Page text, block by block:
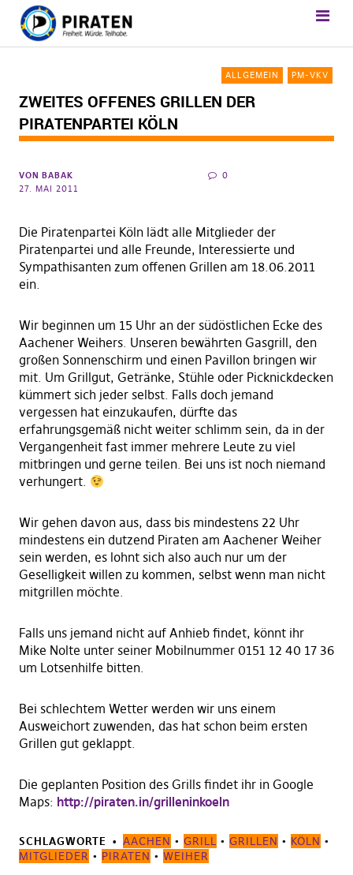
ALLGEMEIN PM-VKV
ZWEITES OFFENES GRILLEN DER
PIRATENPARTEI KÖLN
VON BABAK
27. MAI 2011
0
Die Piratenpartei Köln lädt alle Mitglieder der
Piratenpartei und alle Freunde, Interessierte und
Sympathisanten zum offenen Grillen am 18.06.2011
ein.
Wir beginnen um 15 Uhr an der südöstlichen Ecke des
Aachener Weihers. Unseren bewährten Gasgrill, den
großen Sonnenschirm und einen Pavillon bringen wir
mit. Um Grillgut, Getränke, Stühle oder Picknickdecken
kümmert sich jeder selbst. Falls doch jemand
vergessen hat einzukaufen, dürfte das
erfahrungsgemäß nicht weiter schlimm sein, da in der
Vergangenheit fast immer mehrere Leute zu viel
mitbringen und gerne teilen. Bei uns ist noch niemand
verhungert.
Wir gehen davon aus, dass bis mindestens 22 Uhr
mindestens ein dutzend Piraten am Aachener Weiher
sein werden, es lohnt sich also auch nur um der
Geselligkeit willen zu kommen, selbst wenn man nicht
mitgrillen möchte.
Falls uns jemand nicht auf Anhieb findet, könnt ihr
Mike Nolte unter seiner Mobilnummer 0151 12 40 17 36
um Lotsenhilfe bitten.
Bei schlechtem Wetter werden wir uns einem
Ausweichort zuwenden, das hat schon beim ersten
Grillen gut geklappt.
Die geplanten Position des Grills findet ihr in Google
Maps: http://piraten.in/grilleninkoeln
SCHLAGWORTE AACHEN • GRILL • GRILLEN • KÖLN •
MITGLIEDER • PIRATEN • WEIHER